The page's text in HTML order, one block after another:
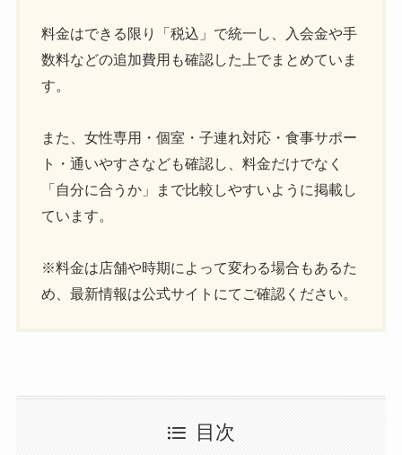
料金はできる限り「税込」で統一し、入会金や手
数料などの追加費用も確認した上でまとめていま
す。
また、女性専用・個室・子連れ対応・食事サポー
ト・通いやすさなども確認し、料金だけでなく
「自分に合うか」まで比較しやすいように掲載し
ています。
※料金は店舗や時期によって変わる場合もあるた
め、最新情報は公式サイトにてご確認ください。
目次